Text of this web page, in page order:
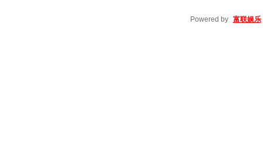
Powered by 富联娱乐